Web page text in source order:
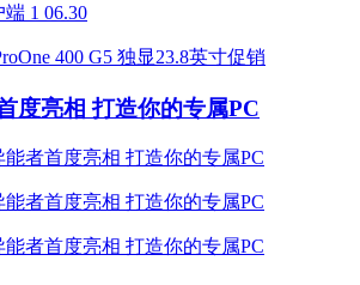
端 1 06.30
度亮相 打造你的专属PC